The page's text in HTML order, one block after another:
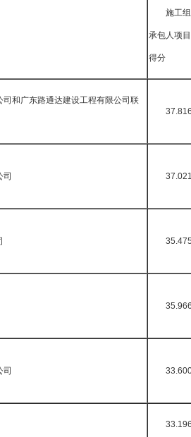
施工
承包人项
得分
和广东路通达建设工程有限公司联
司
司